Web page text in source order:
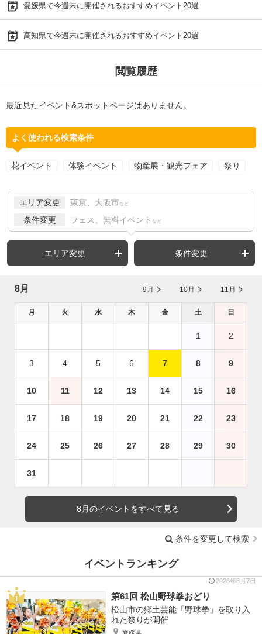
愛媛県で今週末に開催されるおすすめイベント20選
高知県で今週末に開催されるおすすめイベント20選
閲覧履歴
最近見たイベント&スポットページはありません。
よく使われる検索条件
花イベント 体験イベント 物産展・観光フェア 祭り
エリア変更 東京、大阪市 など
条件変更 フェス、無料イベント など
エリア変更 条件変更
8月 9月 10月 11月
月 火 水 木 金 土 日
1 2
3 4 5 6 7 8 9
10 11 12 13 14 15 16
17 18 19 20 21 22 23
24 25 26 27 28 29 30
31
8月のイベントをすべて見る
条件を変更して検索
イベントランキング
2026年8月7日
第61回 松山野球拳おどり
松山市の郷土芸能「野球拳」を取り入
れた祭りが開催